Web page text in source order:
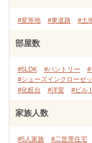
#変形地 #東道路 #土
部屋数
#5LDK #パントリー #
#シューズインクローゼ
#化粧台
#洋室 #ビル
家族人数
#5人家族 #二世帯住宅